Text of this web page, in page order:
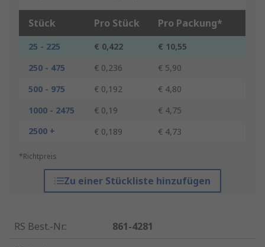
Stück Pro Stück Pro Packung*
25 - 225 € 0,422
€ 10,55
250 - 475
€ 0,236
€ 5,90
500 - 975
€ 0,192
€ 4,80
1000 - 2475
€ 0,19
€ 4,75
2500 +
€ 0,189 € 4,73
*Richtpreis
Zu einer Stückliste hinzufügen
RS Best.-Nr.:
861-4281